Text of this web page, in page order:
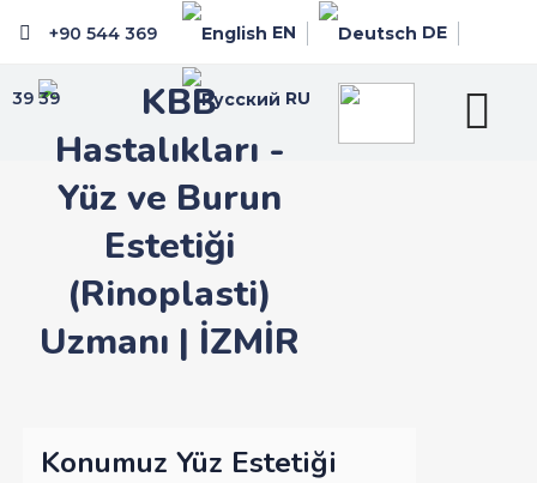
+90 544 369
39 39
EN DE
RU
Konumuz Yüz Estetiği